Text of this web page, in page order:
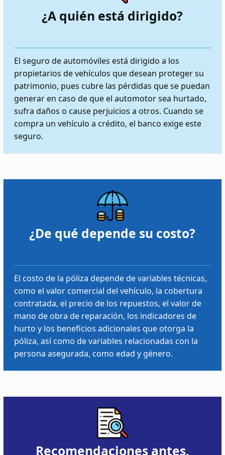
¿A quién está dirigido?
El seguro de automóviles está dirigido a los
propietarios de vehículos que desean proteger su
patrimonio, pues cubre las pérdidas que se puedan
generar en caso de que el automotor sea hurtado,
sufra daños o cause perjuicios a otros. Cuando se
compra un vehículo a crédito, el banco exige este
seguro.
¿De qué depende su costo?
El costo de la póliza depende de variables técnicas,
como el valor comercial del vehículo, la cobertura
contratada, el precio de los repuestos, el valor de
mano de obra de reparación, los indicadores de
hurto y los beneficios adicionales que otorga la
póliza, así como de variables relacionadas con la
persona asegurada, como edad y género.
Recomendaciones antes,